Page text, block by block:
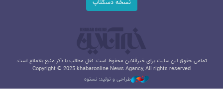
نسخه دسکتاپ
تمامی حقوق این سایت برای خبرآنلاین محفوظ است. نقل مطالب با ذکر منبع بلامانع است.
Copyright © 2025 khabaronline News Agancy, All rights reserved
طراحی و تولید: نستوه